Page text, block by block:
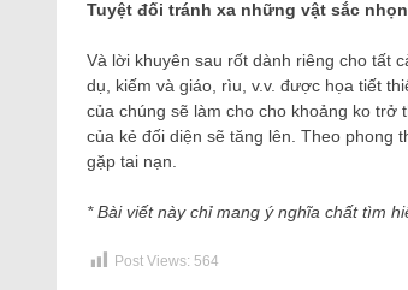
Tuyệt đối tránh xa những vật sắc nhọn
Và lời khuyên sau rốt dành riêng cho tất
dụ, kiếm và giáo, rìu, v.v. được họa tiết
của chúng sẽ làm cho cho khoảng ko
của kẻ đối diện sẽ tăng lên. Theo phong
gặp tai nạn.
* Bài viết này chỉ mang ý nghĩa chất tìm
Post Views: 564